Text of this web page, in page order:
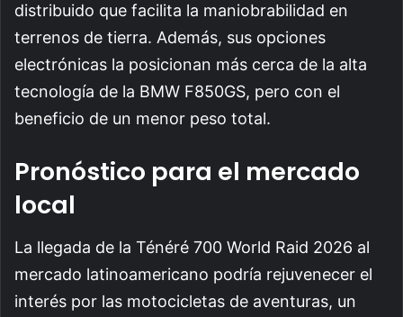
distribuido que facilita la maniobrabilidad en
terrenos de tierra. Además, sus opciones
electrónicas la posicionan más cerca de la alta
tecnología de la BMW F850GS, pero con el
beneficio de un menor peso total.
Pronóstico para el mercado
local
La llegada de la Ténéré 700 World Raid 2026 al
mercado latinoamericano podría rejuvenecer el
interés por las motocicletas de aventuras, un